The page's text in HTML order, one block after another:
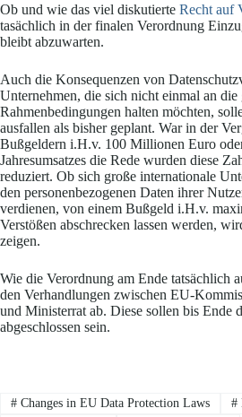
Ob und wie das viel diskutierte Recht auf
tasächlich in der finalen Verordnung
bleibt abzuwarten.
Auch die Konsequenzen von
Unternehmen, die sich nicht einmal an die
Rahmenbedingungen halten möchten,
ausfallen als bisher geplant. War in der
Bußgeldern i.H.v. 100 Millionen Euro
Jahresumsatzes die Rede wurden diese
reduziert. Ob sich große internationale
den personenbezogenen Daten ihrer
verdienen, von einem Bußgeld i.H.v.
Verstößen abschrecken lassen werden,
zeigen.
Wie die Verordnung am Ende tatsächlich
den Verhandlungen zwischen EU-
und Ministerrat ab. Diese sollen bis Ende
abgeschlossen sein.
#Changes in EU Data Protection Laws #